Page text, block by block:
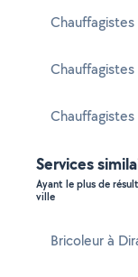
Chauffagistes
Chauffagistes
Services
Ayant le plus de
ville
Bricoleur à